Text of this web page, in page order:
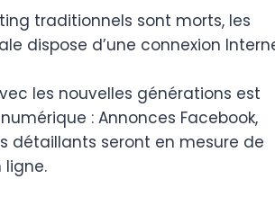
traditionnels sont morts, les
dispose d’une connexion
les nouvelles générations est
: Annonces Facebook,
détaillants seront en mesure de
ligne.